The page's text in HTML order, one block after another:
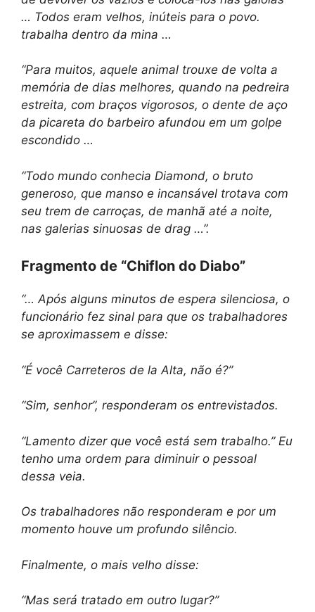
… Todos eram velhos, inúteis para o povo.
trabalha dentro da mina …
“Para muitos, aquele animal trouxe de volta a
memória de dias melhores, quando na pedreira
estreita, com braços vigorosos, o dente de aço
da picareta do barbeiro afundou em um golpe
escondido …
“Todo mundo conhecia Diamond, o bruto
generoso, que manso e incansável trotava com
seu trem de carroças, de manhã até a noite,
nas galerias sinuosas de drag …”.
Fragmento de “Chiflon do Diabo”
“… Após alguns minutos de espera silenciosa, o
funcionário fez sinal para que os trabalhadores
se aproximassem e disse:
“É você Carreteros de la Alta, não é?”
“Sim, senhor”, responderam os entrevistados.
“Lamento dizer que você está sem trabalho.” Eu
tenho uma ordem para diminuir o pessoal
dessa veia.
Os trabalhadores não responderam e por um
momento houve um profundo silêncio.
Finalmente, o mais velho disse:
“Mas será tratado em outro lugar?”